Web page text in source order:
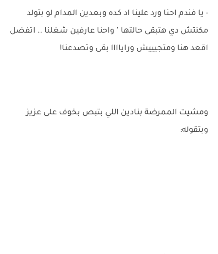
- يا فندم احنا ورد علينا اد كده وبعدين المدام لو بتولد
مكنتش دي هتبقى حالتها ’ واحنا عارفين شغلنا .. اتفضل
اقعد هنا ومتجيييش وراياااا بقى وتصدعنا!
ومشيت الممرضة بنادين اللي بتبص بخوف على عزيز
وبتقوله: